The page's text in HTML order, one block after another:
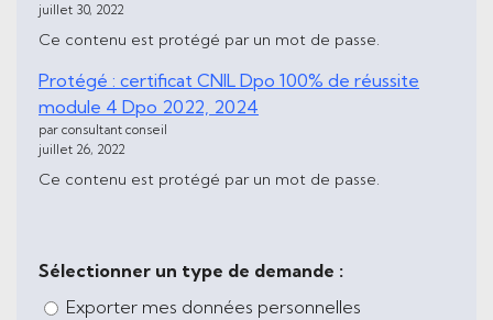
juillet 30, 2022
Ce contenu est protégé par un mot de passe.
Protégé : certificat CNIL Dpo 100% de réussite
module 4 Dpo 2022, 2024
par consultant conseil
juillet 26, 2022
Ce contenu est protégé par un mot de passe.
Sélectionner un type de demande :
Exporter mes données personnelles